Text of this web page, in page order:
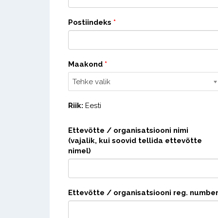
Postiindeks *
Maakond *
Tehke valik
Riik: Eesti
Ettevõtte / organisatsiooni nimi
(vajalik, kui soovid tellida ettevõtte
nimel)
Ettevõtte / organisatsiooni reg. number